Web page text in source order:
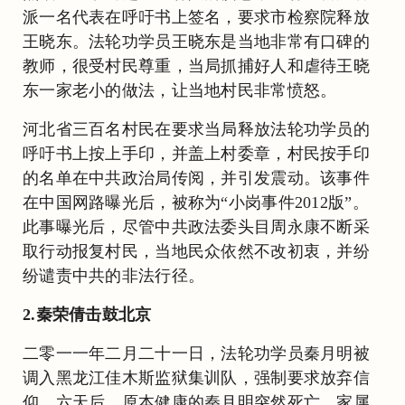
派一名代表在呼吁书上签名，要求市检察院释放
王晓东。法轮功学员王晓东是当地非常有口碑的
教师，很受村民尊重，当局抓捕好人和虐待王晓
东一家老小的做法，让当地村民非常愤怒。
河北省三百名村民在要求当局释放法轮功学员的
呼吁书上按上手印，并盖上村委章，村民按手印
的名单在中共政治局传阅，并引发震动。该事件
在中国网路曝光后，被称为“小岗事件2012版”。
此事曝光后，尽管中共政法委头目周永康不断采
取行动报复村民，当地民众依然不改初衷，并纷
纷谴责中共的非法行径。
2.秦荣倩击鼓北京
二零一一年二月二十一日，法轮功学员秦月明被
调入黑龙江佳木斯监狱集训队，强制要求放弃信